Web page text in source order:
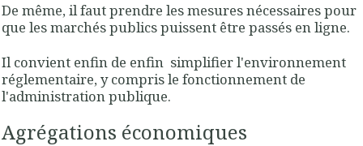
De même, il faut prendre les mesures nécessaires pour
que les marchés publics puissent être passés en ligne.
Il convient enfin de enfin simplifier l'environnement
réglementaire, y compris le fonctionnement de
l'administration publique.
Agrégations économiques